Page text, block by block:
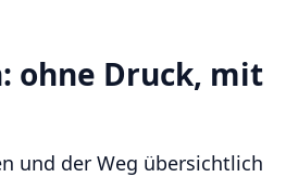
ohne Druck, mit
und der Weg übersichtlich